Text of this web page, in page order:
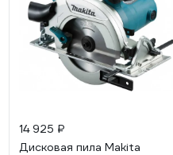
14 925 ₽
Дисковая пила Makita